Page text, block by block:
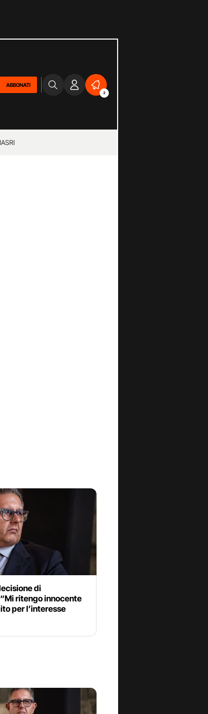
ABBONATI
2
di
ritengo innocente
per l’interesse